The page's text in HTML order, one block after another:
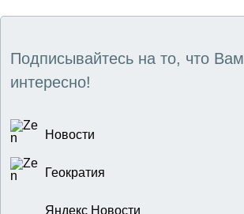
Подписывайтесь на то, что Вам
интересно!
Новости
Геократия
Яндекс Новости